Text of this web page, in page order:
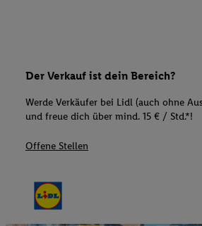
Der Verkauf ist dein Bereich?
Werde Verkäufer bei Lidl (auch ohne
und freue dich über mind. 15 € / Std.*!
Offene Stellen